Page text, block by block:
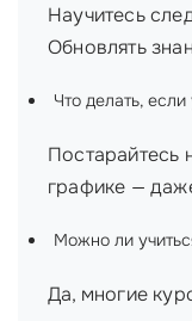
Научитесь
Обновлять
Что делать,
Постарайтесь
графике —
Можно ли
Да, многие